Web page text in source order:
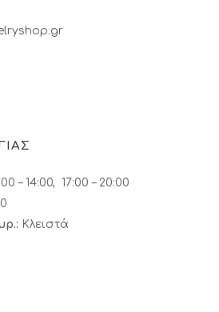
– 14:00, 17:00 – 20:00
Κλειστά